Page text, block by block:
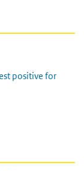
positive for